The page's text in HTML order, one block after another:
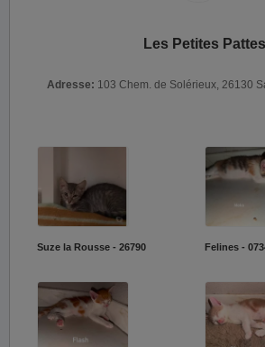
Les Petites Pattes
Adresse: 103 Chem. de Solérieux, 26130
Suze la Rousse - 26790 Felines -